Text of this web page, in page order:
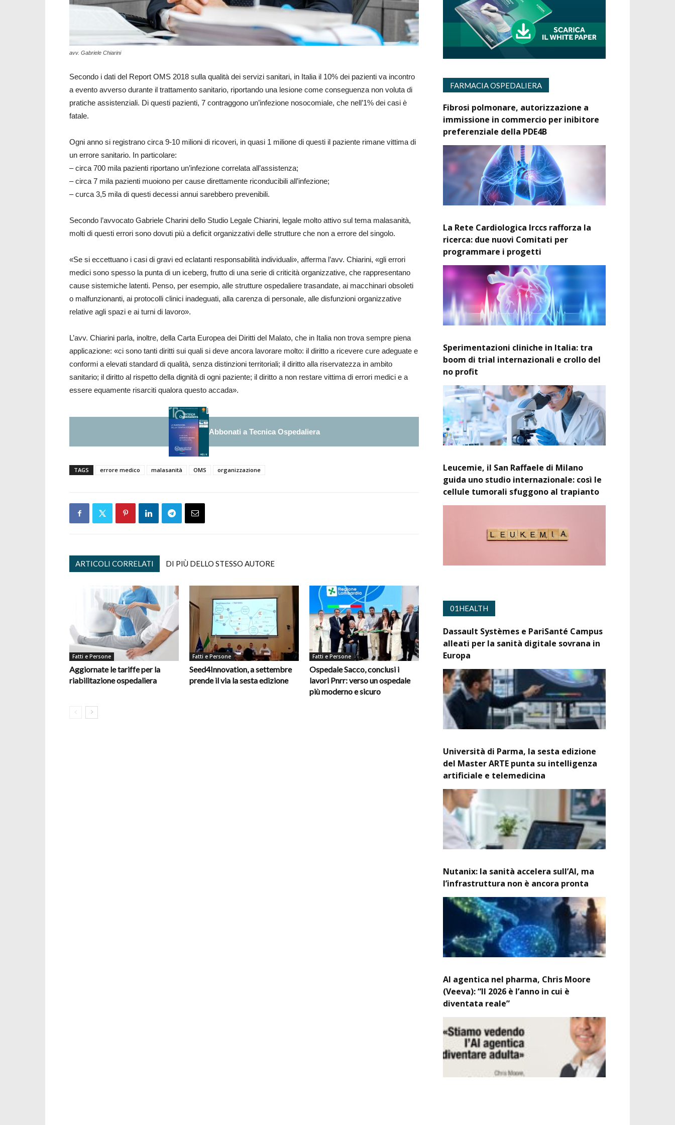
avv. Gabriele Chiarini
Secondo i dati del Report OMS 2018 sulla qualità dei servizi sanitari, in Italia il 10% dei pazienti va incontro
a evento avverso durante il trattamento sanitario, riportando una lesione come conseguenza non voluta di
pratiche assistenziali. Di questi pazienti, 7 contraggono un’infezione nosocomiale, che nell’1% dei casi è
fatale.
Ogni anno si registrano circa 9-10 milioni di ricoveri, in quasi 1 milione di questi il paziente rimane vittima di
un errore sanitario. In particolare:
– circa 700 mila pazienti riportano un’infezione correlata all’assistenza;
– circa 7 mila pazienti muoiono per cause direttamente riconducibili all’infezione;
– curca 3,5 mila di questi decessi annui sarebbero prevenibili.
Secondo l’avvocato Gabriele Charini dello Studio Legale Chiarini, legale molto attivo sul tema malasanità,
molti di questi errori sono dovuti più a deficit organizzativi delle strutture che non a errore del singolo.
«Se si eccettuano i casi di gravi ed eclatanti responsabilità individuali», afferma l’avv. Chiarini, «gli errori
medici sono spesso la punta di un iceberg, frutto di una serie di criticità organizzative, che rappresentano
cause sistemiche latenti. Penso, per esempio, alle strutture ospedaliere trasandate, ai macchinari obsoleti
o malfunzionanti, ai protocolli clinici inadeguati, alla carenza di personale, alle disfunzioni organizzative
relative agli spazi e ai turni di lavoro».
L’avv. Chiarini parla, inoltre, della Carta Europea dei Diritti del Malato, che in Italia non trova sempre piena
applicazione: «ci sono tanti diritti sui quali si deve ancora lavorare molto: il diritto a ricevere cure adeguate e
conformi a elevati standard di qualità, senza distinzioni territoriali; il diritto alla riservatezza in ambito
sanitario; il diritto al rispetto della dignità di ogni paziente; il diritto a non restare vittima di errori medici e a
essere equamente risarciti qualora questo accada».
Abbonati a Tecnica Ospedaliera
TAGS errore medico malasanità OMS organizzazione
ARTICOLI CORRELATI DI PIÙ DELLO STESSO AUTORE
Fatti e Persone
Aggiornate le tariffe per la
riabilitazione ospedaliera
Fatti e Persone
Seed4Innovation, a settembre
prende il via la sesta edizione
Fatti e Persone
Ospedale Sacco, conclusi i
lavori Pnrr: verso un ospedale
più moderno e sicuro
FARMACIA OSPEDALIERA
Fibrosi polmonare, autorizzazione a
immissione in commercio per inibitore
preferenziale della PDE4B
La Rete Cardiologica Irccs rafforza la
ricerca: due nuovi Comitati per
programmare i progetti
Sperimentazioni cliniche in Italia: tra
boom di trial internazionali e crollo del
no profit
Leucemie, il San Raffaele di Milano
guida uno studio internazionale: così le
cellule tumorali sfuggono al trapianto
01HEALTH
Dassault Systèmes e PariSanté Campus
alleati per la sanità digitale sovrana in
Europa
Università di Parma, la sesta edizione
del Master ARTE punta su intelligenza
artificiale e telemedicina
Nutanix: la sanità accelera sull’AI, ma
l’infrastruttura non è ancora pronta
AI agentica nel pharma, Chris Moore
(Veeva): “Il 2026 è l’anno in cui è
diventata reale”